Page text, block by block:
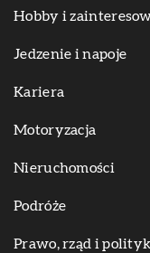
Hobby i
Jedzenie i napoje
Kariera
Motoryzacja
Nieruchomości
Podróże
Prawo, rząd i